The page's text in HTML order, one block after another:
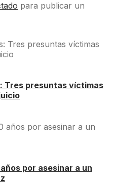
para publicar un
Tres presuntas víctimas
por asesinar a un